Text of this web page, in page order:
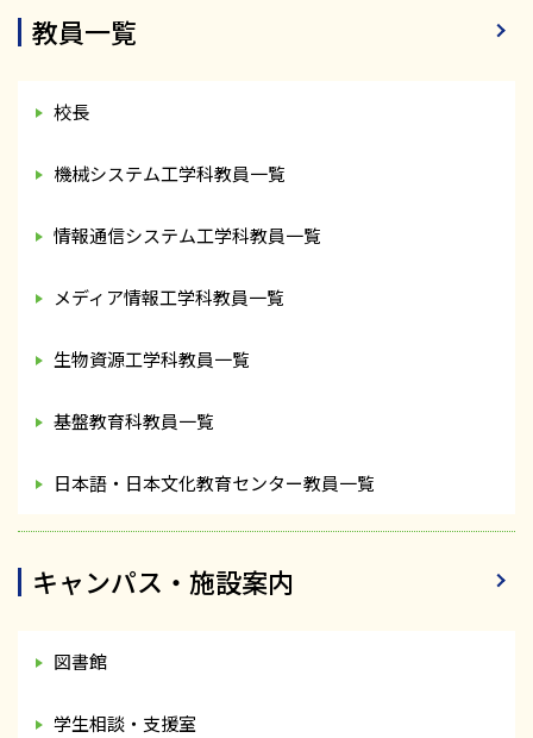
教員一覧
校長
機械システム工学科教員一覧
情報通信システム工学科教員一覧
メディア情報工学科教員一覧
生物資源工学科教員一覧
基盤教育科教員一覧
日本語・日本文化教育センター教員一覧
キャンパス・施設案内
図書館
学生相談・支援室